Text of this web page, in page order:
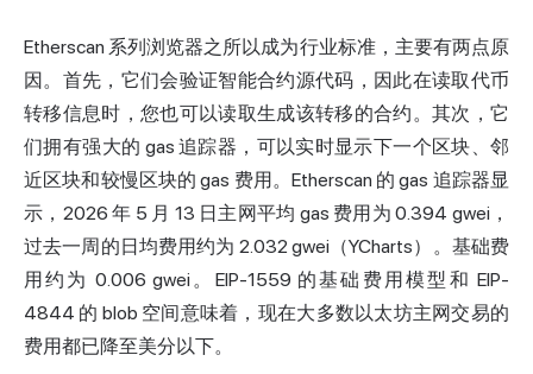
Etherscan 系列浏览器之所以成为行业标准，主要有两点原
因。首先，它们会验证智能合约源代码，因此在读取代币
转移信息时，您也可以读取生成该转移的合约。其次，它
们拥有强大的 gas 追踪器，可以实时显示下一个区块、邻
近区块和较慢区块的 gas 费用。Etherscan 的 gas 追踪器显
示，2026 年 5 月 13 日主网平均 gas 费用为 0.394 gwei，
过去一周的日均费用约为 2.032 gwei（YCharts）。基础费
用约为 0.006 gwei。EIP-1559 的基础费用模型和 EIP-
4844 的 blob 空间意味着，现在大多数以太坊主网交易的
费用都已降至美分以下。